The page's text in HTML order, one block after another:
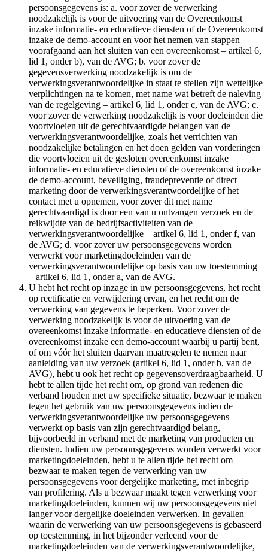
persoonsgegevens is: a. voor zover de verwerking
noodzakelijk is voor de uitvoering van de Overeenkomst
inzake informatie- en educatieve diensten of de Overeenkomst
inzake de demo-account en voor het nemen van stappen
voorafgaand aan het sluiten van een overeenkomst – artikel 6,
lid 1, onder b), van de AVG; b. voor zover de
gegevensverwerking noodzakelijk is om de
verwerkingsverantwoordelijke in staat te stellen zijn wettelijke
verplichtingen na te komen, met name wat betreft de naleving
van de regelgeving – artikel 6, lid 1, onder c, van de AVG; c.
voor zover de verwerking noodzakelijk is voor doeleinden die
voortvloeien uit de gerechtvaardigde belangen van de
verwerkingsverantwoordelijke, zoals het verrichten van
noodzakelijke betalingen en het doen gelden van vorderingen
die voortvloeien uit de gesloten overeenkomst inzake
informatie- en educatieve diensten of de overeenkomst inzake
de demo-account, beveiliging, fraudepreventie of direct
marketing door de verwerkingsverantwoordelijke of het
contact met u opnemen, voor zover dit met name
gerechtvaardigd is door een van u ontvangen verzoek en de
reikwijdte van de bedrijfsactiviteiten van de
verwerkingsverantwoordelijke – artikel 6, lid 1, onder f, van
de AVG; d. voor zover uw persoonsgegevens worden
verwerkt voor marketingdoeleinden van de
verwerkingsverantwoordelijke op basis van uw toestemming
– artikel 6, lid 1, onder a, van de AVG.
U hebt het recht op inzage in uw persoonsgegevens, het recht
op rectificatie en verwijdering ervan, en het recht om de
verwerking van gegevens te beperken. Voor zover de
verwerking noodzakelijk is voor de uitvoering van de
overeenkomst inzake informatie- en educatieve diensten of de
overeenkomst inzake een demo-account waarbij u partij bent,
of om vóór het sluiten daarvan maatregelen te nemen naar
aanleiding van uw verzoek (artikel 6, lid 1, onder b, van de
AVG), hebt u ook het recht op gegevensoverdraagbaarheid. U
hebt te allen tijde het recht om, op grond van redenen die
verband houden met uw specifieke situatie, bezwaar te maken
tegen het gebruik van uw persoonsgegevens indien de
verwerkingsverantwoordelijke uw persoonsgegevens
verwerkt op basis van zijn gerechtvaardigd belang,
bijvoorbeeld in verband met de marketing van producten en
diensten. Indien uw persoonsgegevens worden verwerkt voor
marketingdoeleinden, hebt u te allen tijde het recht om
bezwaar te maken tegen de verwerking van uw
persoonsgegevens voor dergelijke marketing, met inbegrip
van profilering. Als u bezwaar maakt tegen verwerking voor
marketingdoeleinden, kunnen wij uw persoonsgegevens niet
langer voor dergelijke doeleinden verwerken. In gevallen
waarin de verwerking van uw persoonsgegevens is gebaseerd
op toestemming, in het bijzonder verleend voor de
marketingdoeleinden van de verwerkingsverantwoordelijke,